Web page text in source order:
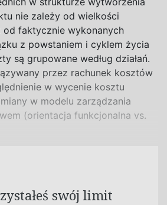
nie zależy od wielkości
od faktycznie wykonanych
z powstaniem i cyklem życia
są grupowane według działań.
przez rachunek kosztów
w wycenie kosztu
w modelu zarządzania
(orientacja funkcjonalna vs.
swój limit